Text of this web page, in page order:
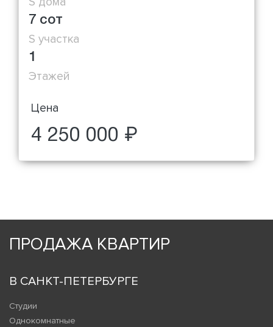
7 сот
S участка
1
Этажей
Цена
4 250 000 ₽
ПРОДАЖА КВАРТИР
В САНКТ-ПЕТЕРБУРГЕ
Студии
Однокомнатные